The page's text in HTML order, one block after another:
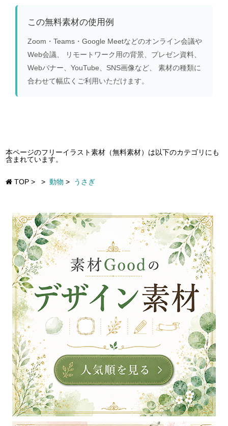
この無料素材の使用例
Zoom・Teams・Google Meetなどのオンライン会議や
Web会議、 リモートワーク用の背景、プレゼン資料、
Webバナー、YouTube、SNS画像など、 素材の種類に
合わせて幅広くご利用いただけます。
本ページのフリーイラスト素材（無料素材）は以下のカテゴリにも
含まれています。
TOP > > 動物 > うさぎ